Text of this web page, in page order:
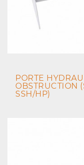
PORTE
OBSTRUCTION
SSH/HP)